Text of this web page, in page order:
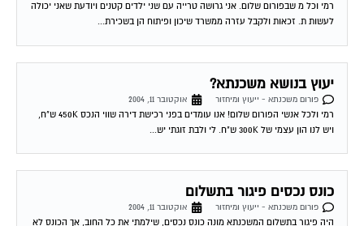
רמי וכל מ שבפורום שלום. אני גרושה טרייה עם שני ילדים קטנים ויודעת שאני יכולה
לעשות ת. זכאות ולקבל עזרה ממשרד שיכון ופיתוח הן בשכירת...
יעוץ בנושא משכנתא?
פורום משכנתא - ייעוץ ומיחזור
אוקטובר 11, 2004
רמי ולכל אנשי הפורום שלום! אנו עומדים בפני רכישת דירה שווי הנכס 450K ש"ח,
ויש לנו הון עצמי של 300K ש"ח. לי ולבת זוגתי יש...
כונס נכסים פיגור בתשלום
פורום משכנתא - ייעוץ ומיחזור
אוקטובר 11, 2004
היה פיגור בתשלום המשכנתא מונה כונס נכסים, שילמתי את כל החוב, אך הכונס לא